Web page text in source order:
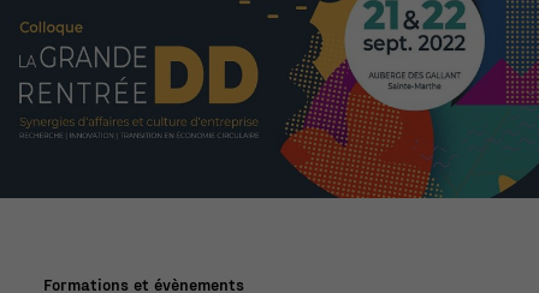
diti
on
Formations et évènements